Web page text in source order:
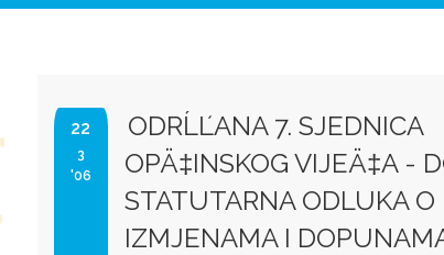
22
3
'06
ODRĹĽANA 7. SJEDNICA
OPÄ‡INSKOG VIJEÄ‡A -
STATUTARNA ODLUKA O
IZMJENAMA I